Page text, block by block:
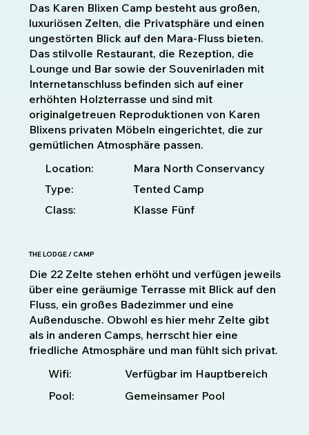
Das Karen Blixen Camp besteht aus großen,
luxuriösen Zelten, die Privatsphäre und einen
ungestörten Blick auf den Mara-Fluss bieten.
Das stilvolle Restaurant, die Rezeption, die
Lounge und Bar sowie der Souvenirladen mit
Internetanschluss befinden sich auf einer
erhöhten Holzterrasse und sind mit
originalgetreuen Reproduktionen von Karen
Blixens privaten Möbeln eingerichtet, die zur
gemütlichen Atmosphäre passen.
Location:
Mara North Conservancy
Type:
Tented Camp
Class:
Klasse Fünf
THE LODGE / CAMP
Die 22 Zelte stehen erhöht und verfügen jeweils
über eine geräumige Terrasse mit Blick auf den
Fluss, ein großes Badezimmer und eine
Außendusche. Obwohl es hier mehr Zelte gibt
als in anderen Camps, herrscht hier eine
friedliche Atmosphäre und man fühlt sich privat.
Wifi:
Verfügbar im Hauptbereich
Pool:
Gemeinsamer Pool